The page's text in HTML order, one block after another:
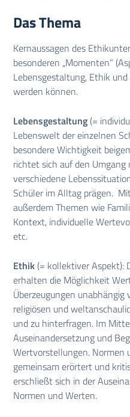
Das Thema
Kernaussagen des
besonderen „Momenten“
Lebensgestaltung, Ethik
werden können.
Lebensgestaltung (=
Lebenswelt der einzelnen
besondere Wichtigkeit
richtet sich auf den
verschiedene
Schüler im Alltag prägen.
außerdem Themen wie
Kontext, individuelle
etc.
Ethik (= kollektiver Aspekt):
erhalten die Möglichkeit
Überzeugungen
religiösen und
und zu hinterfragen. Im
Auseinandersetzung und
Wertvorstellungen. Normen
gemeinsam erörtert und
erschließt sich in der
Normen und Werten.